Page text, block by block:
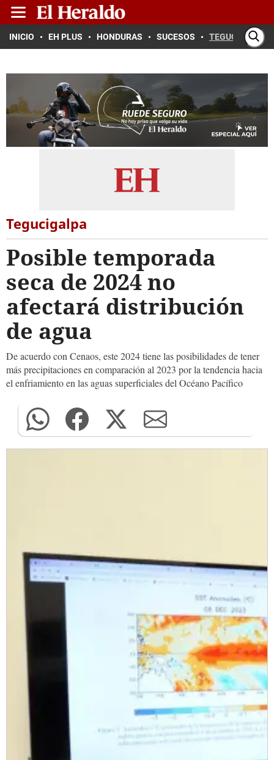
INICIO EH PLUS HONDURAS SUCESOS TEGUCIGALPA
Tegucigalpa
Posible temporada
seca de 2024 no
afectará distribución
de agua
De acuerdo con Cenaos, este 2024 tiene las posibilidades de tener
más precipitaciones en comparación al 2023 por la tendencia hacia
el enfriamiento en las aguas superficiales del Océano Pacífico